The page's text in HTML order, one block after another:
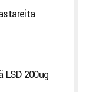
through
200ug